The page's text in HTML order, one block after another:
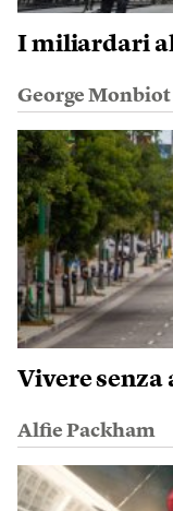
I miliardari
George Monbiot
Vivere senza
Alfie Packham